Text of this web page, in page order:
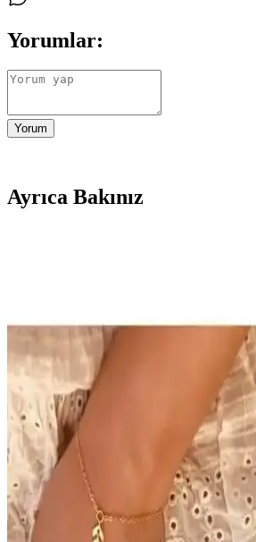
Yorumlar:
Yorum
Ayrıca Bakınız
üretilmiş eski ziynet çeyrek altın, yatırım
güvenilir ve değerli bir parça.
Harem Altın 10 Gram (9.95 Has)
Ürünü Detaylı İnceleme ve
Harem Altın 10 Gram (9.95 Has) Altın
güvenilirlikte, yatırım ve koleksiyon amaçlı
kaliteli altın ürünüdür. İşlem süreçleri ve
ilgili önemli bilgiler içerir.
Aurrari Güneş Figürlü Altın
ve Enerjik Takı Seçeneği